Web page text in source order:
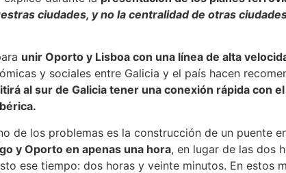
ciudades, y no la centralidad de otras
unir Oporto y Lisboa con una línea de alta
y sociales entre Galicia y el país hacen
al sur de Galicia tener una conexión rápida con
de los problemas es la construcción de un puente
y Oporto en apenas una hora, en lugar de las dos
ese tiempo: dos horas y veinte minutos. En estos